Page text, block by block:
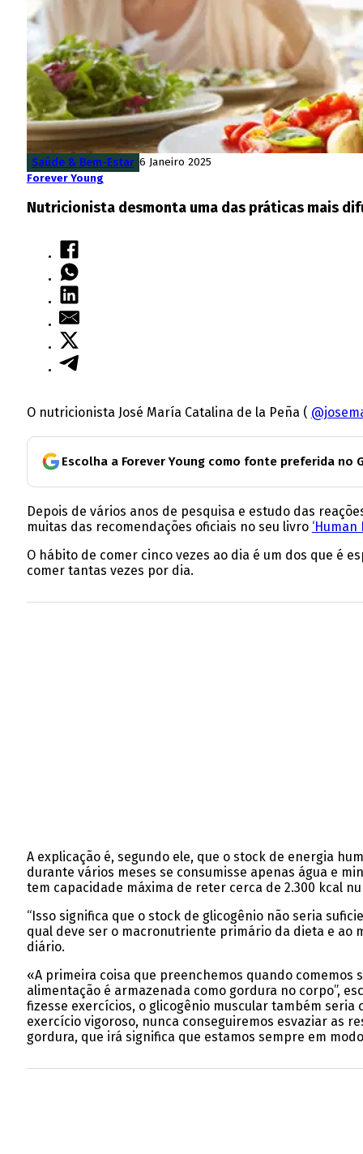
Saúde & Bem-Estar 6 Janeiro 2025
Forever Young
Nutricionista desmonta uma das práticas mais
O nutricionista José María Catalina de la Peña (
Escolha a Forever Young como fonte preferida no
Depois de vários anos de pesquisa e estudo das
muitas das recomendações oficiais no seu livro ‘Human
O hábito de comer cinco vezes ao dia é um dos que é
comer tantas vezes por dia.
A explicação é, segundo ele, que o stock de energia
durante vários meses se consumisse apenas água e
tem capacidade máxima de reter cerca de 2.300 kcal
“Isso significa que o stock de glicogênio não seria
qual deve ser o macronutriente primário da dieta e ao
diário.
«A primeira coisa que preenchemos quando comemos
alimentação é armazenada como gordura no corpo”,
fizesse exercícios, o glicogênio muscular também
exercício vigoroso, nunca conseguiremos esvaziar as
gordura, que irá significa que estamos sempre em